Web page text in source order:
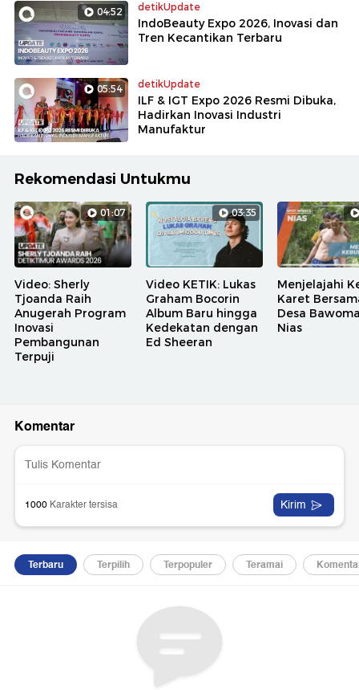
04:52 detikUpdate
IndoBeauty Expo 2026, Inovasi dan
Tren Kecantikan Terbaru
05:54 detikUpdate
ILF & IGT Expo 2026 Resmi Dibuka,
Hadirkan Inovasi Industri
Manufaktur
Rekomendasi Untukmu
01:07
Video: Sherly
Tjoanda Raih
Anugerah Program
Inovasi
Pembangunan
Terpuji
03:35
Video KETIK: Lukas
Graham Bocorin
Album Baru hingga
Kedekatan dengan
Ed Sheeran
Menjelajahi
Karet
Desa
Nias